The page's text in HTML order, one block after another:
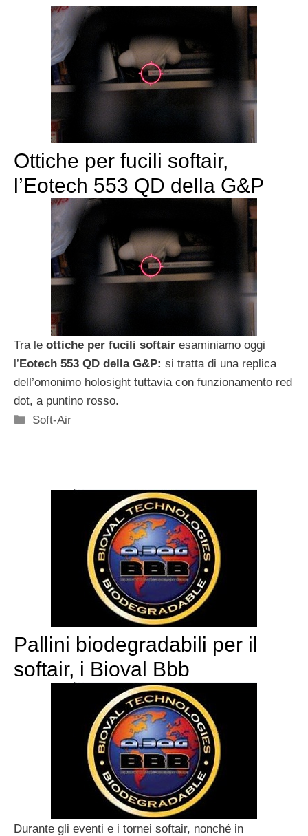
Ottiche per fucili softair,
l’Eotech 553 QD della G&P
Tra le ottiche per fucili softair esaminiamo oggi
l’Eotech 553 QD della G&P: si tratta di una replica
dell’omonimo holosight tuttavia con funzionamento red
dot, a puntino rosso.
Categorie
Soft-Air
Pallini biodegradabili per il
softair, i Bioval Bbb
Durante gli eventi e i tornei softair, nonché in